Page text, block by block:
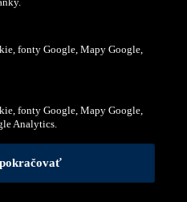
Vysokú školu technickú a
fonty Google, Mapy Google,
fonty Google, Mapy Google,
Analytics.